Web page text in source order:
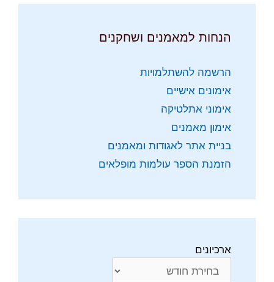
הנחות למאמנים ושחקנים
הרשמה להשתלמויות
אימונים אישיים
אימוני אתלטיקה
אימון מאמנים
בניית אתר לאגודות ומאמנים
הזמנת הספר עולמות מופלאים
ארכיונים